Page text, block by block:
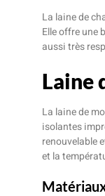
La laine de
Elle offre une
aussi très
Laine
La laine de
isolantes
renouvelable
et la